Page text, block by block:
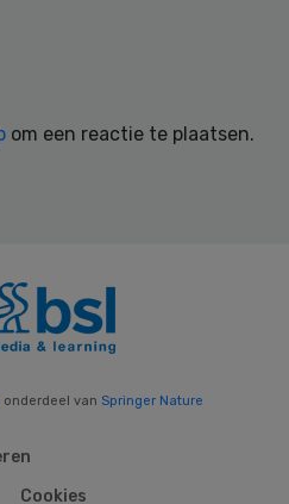
om een reactie te plaatsen.
onderdeel van Springer Nature
Cookies